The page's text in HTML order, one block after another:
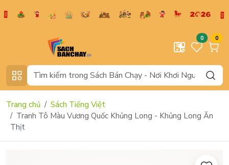
0 0
Trang chủ
Sách Tiếng Việt
Tranh Tô Màu Vương Quốc Khủng Long - Khủng Long Ăn
Thịt